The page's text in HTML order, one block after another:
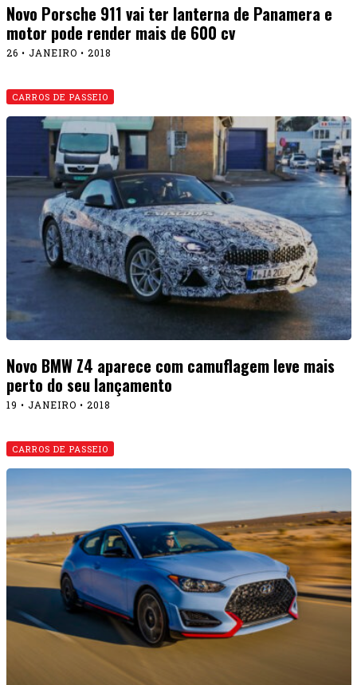
Novo Porsche 911 vai ter lanterna de Panamera e
motor pode render mais de 600 cv
26 • JANEIRO • 2018
CARROS DE PASSEIO
Novo BMW Z4 aparece com camuflagem leve mais
perto do seu lançamento
19 • JANEIRO • 2018
CARROS DE PASSEIO